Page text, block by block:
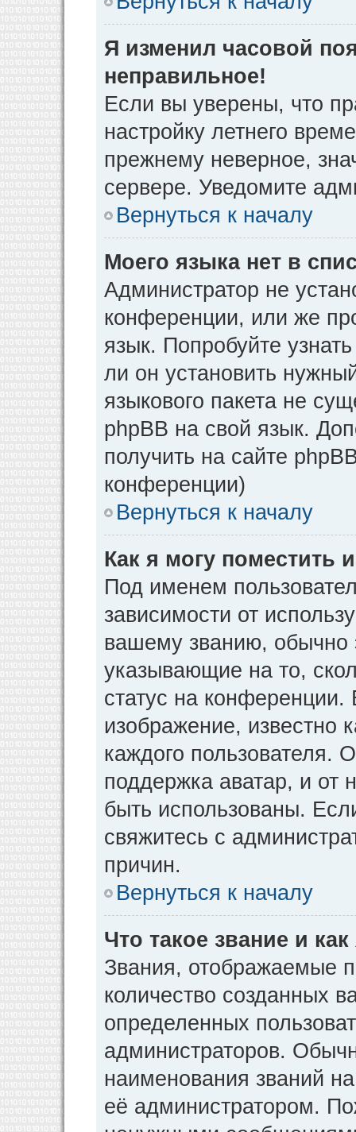
Я изменил часовой
неправильное!
Если вы уверены, что
настройку летнего
прежнему неверное,
сервере. Уведомите
Вернуться к началу
Моего языка нет в
Администратор не
конференции, или же
язык. Попробуйте
ли он установить
языкового пакета не
phpBB на свой язык.
получить на сайте
конференции)
Вернуться к началу
Как я могу поместить
Под именем
зависимости от
вашему званию, обычно
указывающие на то,
статус на
изображение, известно
каждого пользователя.
поддержка аватар, и от
быть использованы.
свяжитесь с
причин.
Вернуться к началу
Что такое звание и
Звания, отображаемые
количество созданных
определенных
администраторов.
наименования званий
её администратором.